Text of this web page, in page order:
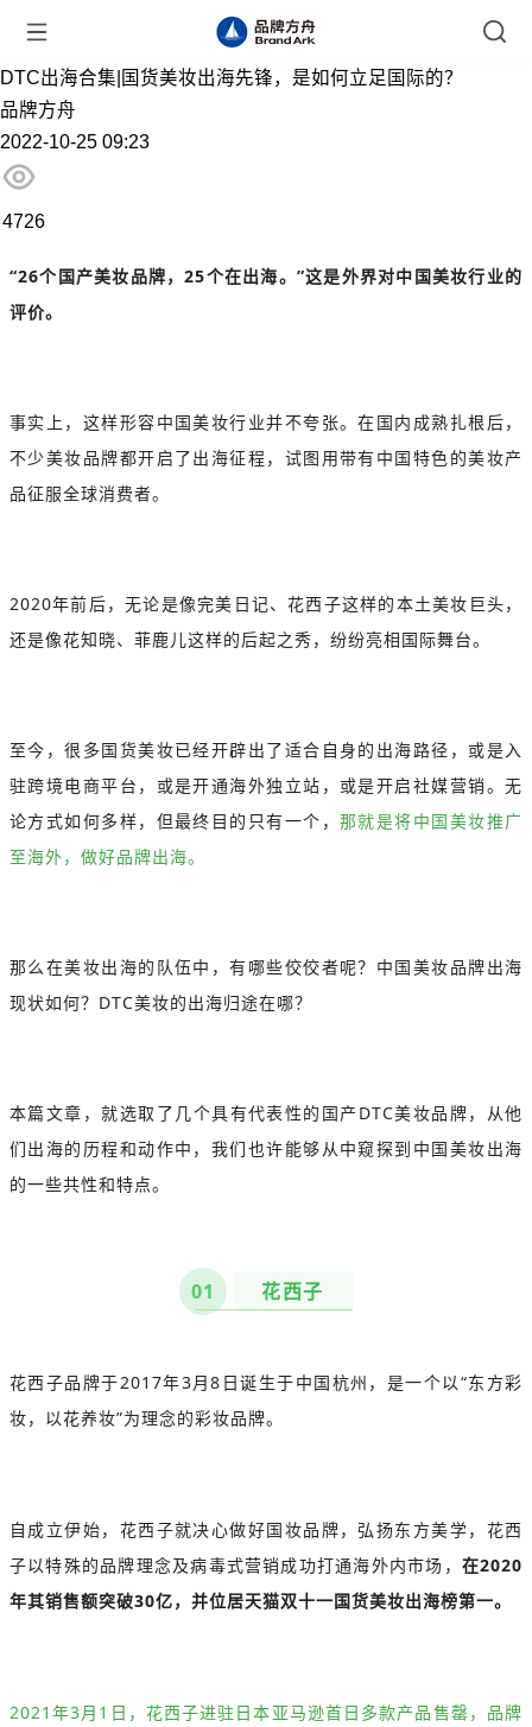
DTC出海合集|国货美妆出海先锋，是如何立足国际的？
品牌方舟
2022-10-25 09:23
4726
“26个国产美妆品牌，25个在出海。”这是外界对中国美妆行业的
评价。
事实上，这样形容中国美妆行业并不夸张。在国内成熟扎根后，
不少美妆品牌都开启了出海征程，试图用带有中国特色的美妆产
品征服全球消费者。
2020年前后，无论是像完美日记、花西子这样的本土美妆巨头，
还是像花知晓、菲鹿儿这样的后起之秀，纷纷亮相国际舞台。
至今，很多国货美妆已经开辟出了适合自身的出海路径，或是入
驻跨境电商平台，或是开通海外独立站，或是开启社媒营销。无
论方式如何多样，但最终目的只有一个， 那就是将中国美妆推广
至海外，做好品牌出海。
那么在美妆出海的队伍中，有哪些佼佼者呢？中国美妆品牌出海
现状如何？DTC美妆的出海归途在哪？
本篇文章，就选取了几个具有代表性的国产DTC美妆品牌，从他
们出海的历程和动作中，我们也许能够从中窥探到中国美妆出海
的一些共性和特点。
01 花西子
花西子品牌于2017年3月8日诞生于中国杭州，是一个以“东方彩
妆，以花养妆”为理念的彩妆品牌。
自成立伊始，花西子就决心做好国妆品牌，弘扬东方美学，花西
子以特殊的品牌理念及病毒式营销成功打通海外内市场， 在2020
年其销售额突破30亿，并位居天猫双十一国货美妆出海榜第一。
2021年3月1日，花西子进驻日本亚马逊首日多款产品售罄，品牌